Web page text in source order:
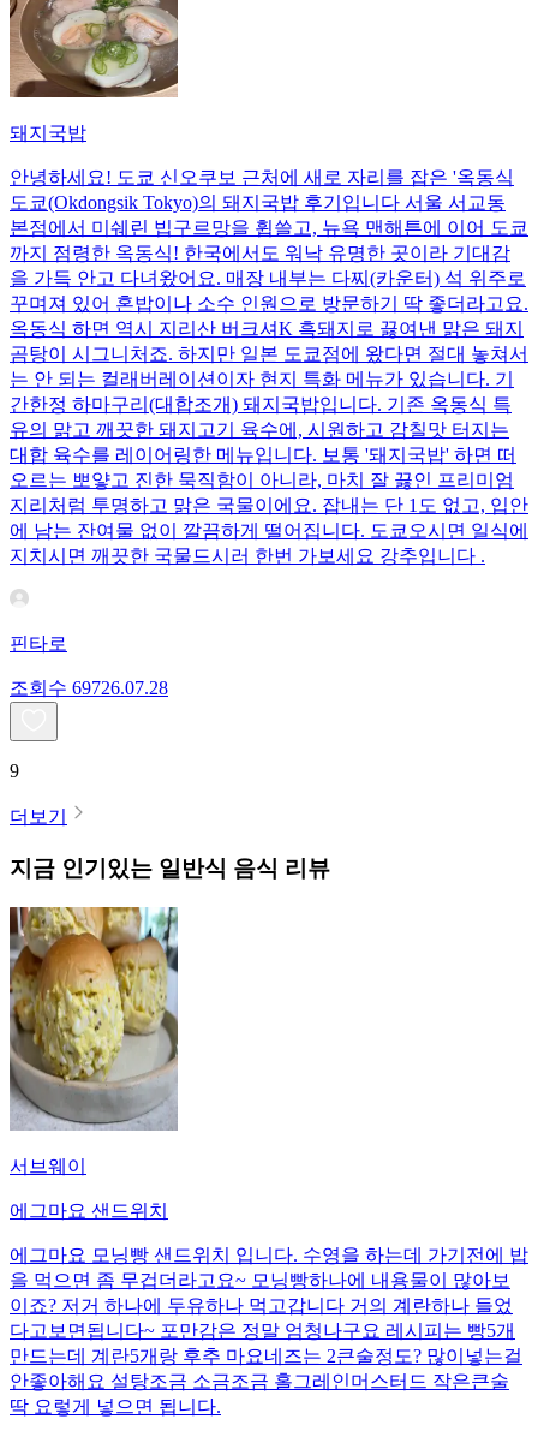
돼지국밥
안녕하세요! 도쿄 신오쿠보 근처에 새로 자리를 잡은 '옥동식
도쿄(Okdongsik Tokyo)의 돼지국밥 후기입니다 서울 서교동
본점에서 미쉐린 빕구르망을 휩쓸고, 뉴욕 맨해튼에 이어 도쿄
까지 점령한 옥동식! 한국에서도 워낙 유명한 곳이라 기대감
을 가득 안고 다녀왔어요. 매장 내부는 다찌(카운터) 석 위주로
꾸며져 있어 혼밥이나 소수 인원으로 방문하기 딱 좋더라고요.
옥동식 하면 역시 지리산 버크셔K 흑돼지로 끓여낸 맑은 돼지
곰탕이 시그니처죠. 하지만 일본 도쿄점에 왔다면 절대 놓쳐서
는 안 되는 컬래버레이션이자 현지 특화 메뉴가 있습니다. 기
간한정 하마구리(대합조개) 돼지국밥입니다. 기존 옥동식 특
유의 맑고 깨끗한 돼지고기 육수에, 시원하고 감칠맛 터지는
대합 육수를 레이어링한 메뉴입니다. 보통 '돼지국밥' 하면 떠
오르는 뽀얗고 진한 묵직함이 아니라, 마치 잘 끓인 프리미엄
지리처럼 투명하고 맑은 국물이에요. 잡내는 단 1도 없고, 입안
에 남는 잔여물 없이 깔끔하게 떨어집니다. 도쿄오시면 일식에
지치시면 깨끗한 국물드시러 한번 가보세요 강추입니다 .
핀타로
조회수 69726.07.28
9
더보기
지금 인기있는 일반식 음식 리뷰
서브웨이
에그마요 샌드위치
에그마요 모닝빵 샌드위치 입니다. 수영을 하는데 가기전에 밥
을 먹으면 좀 무겁더라고요~ 모닝빵하나에 내용물이 많아보
이죠? 저거 하나에 두유하나 먹고갑니다 거의 계란하나 들었
다고보면됩니다~ 포만감은 정말 엄청나구요 레시피는 빵5개
만드는데 계란5개랑 후추 마요네즈는 2큰술정도? 많이넣는걸
안좋아해요 설탕조금 소금조금 홀그레인머스터드 작은큰술
딱 요렇게 넣으면 됩니다.